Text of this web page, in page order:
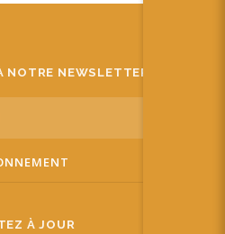
NOTRE NEWSLETTER
À JOUR